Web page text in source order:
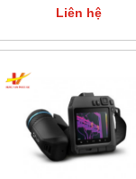
Liên hệ